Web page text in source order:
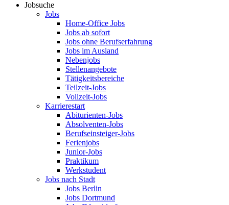
Jobsuche
Jobs
Home-Office Jobs
Jobs ab sofort
Jobs ohne Berufserfahrung
Jobs im Ausland
Nebenjobs
Stellenangebote
Tätigkeitsbereiche
Teilzeit-Jobs
Vollzeit-Jobs
Karrierestart
Abiturienten-Jobs
Absolventen-Jobs
Berufseinsteiger-Jobs
Ferienjobs
Junior-Jobs
Praktikum
Werkstudent
Jobs nach Stadt
Jobs Berlin
Jobs Dortmund